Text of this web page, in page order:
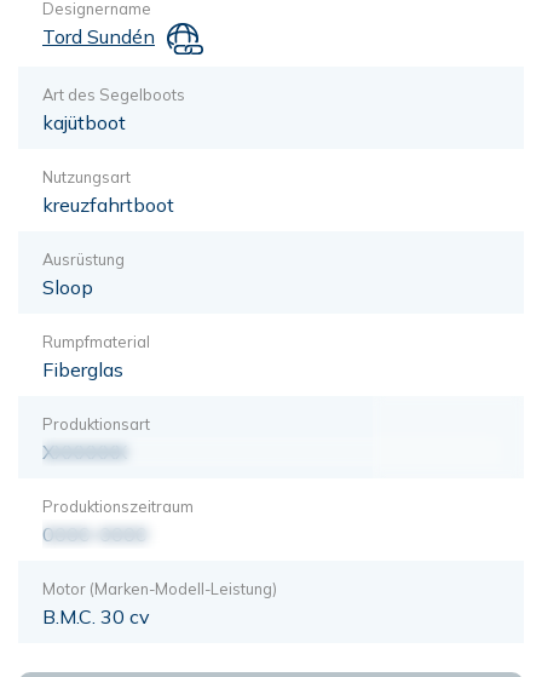
Designername
Tord Sundén
Art des Segelboots
kajütboot
Nutzungsart
kreuzfahrtboot
Ausrüstung
Sloop
Rumpfmaterial
Fiberglas
Produktionsart
XXXXXXX
Produktionszeitraum
0000-0000
Motor (Marken-Modell-Leistung)
B.M.C. 30 cv